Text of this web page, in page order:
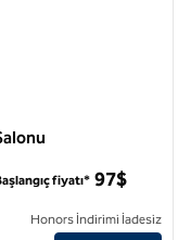
fiyatı* 97$
Honors İndirimi İadesiz